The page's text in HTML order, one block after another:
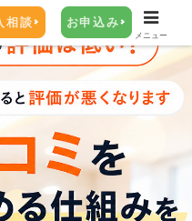
相談 お申込み
メニュー